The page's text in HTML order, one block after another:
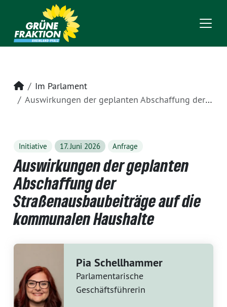
Startseite
Im Parlament
Auswirkungen der geplanten Abschaffung der Straßenausbaubeiträge auf die kommunalen Haushalte
Initiative 17. Juni 2026 Anfrage
Auswirkungen der geplanten
Abschaffung der
Straßenausbaubeiträge auf die
kommunalen Haushalte
Pia Schellhammer
Parlamentarische
Geschäftsführerin